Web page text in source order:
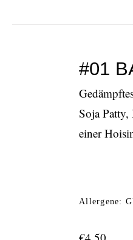
#01
Soja
einer
Allergene: